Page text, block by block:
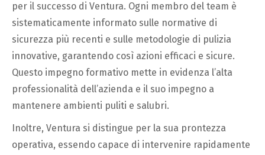
per il successo di Ventura. Ogni membro del team è
sistematicamente informato sulle normative di
sicurezza più recenti e sulle metodologie di pulizia
innovative, garantendo così azioni efficaci e sicure.
Questo impegno formativo mette in evidenza l’alta
professionalità dell’azienda e il suo impegno a
mantenere ambienti puliti e salubri.
Inoltre, Ventura si distingue per la sua prontezza
operativa, essendo capace di intervenire rapidamente